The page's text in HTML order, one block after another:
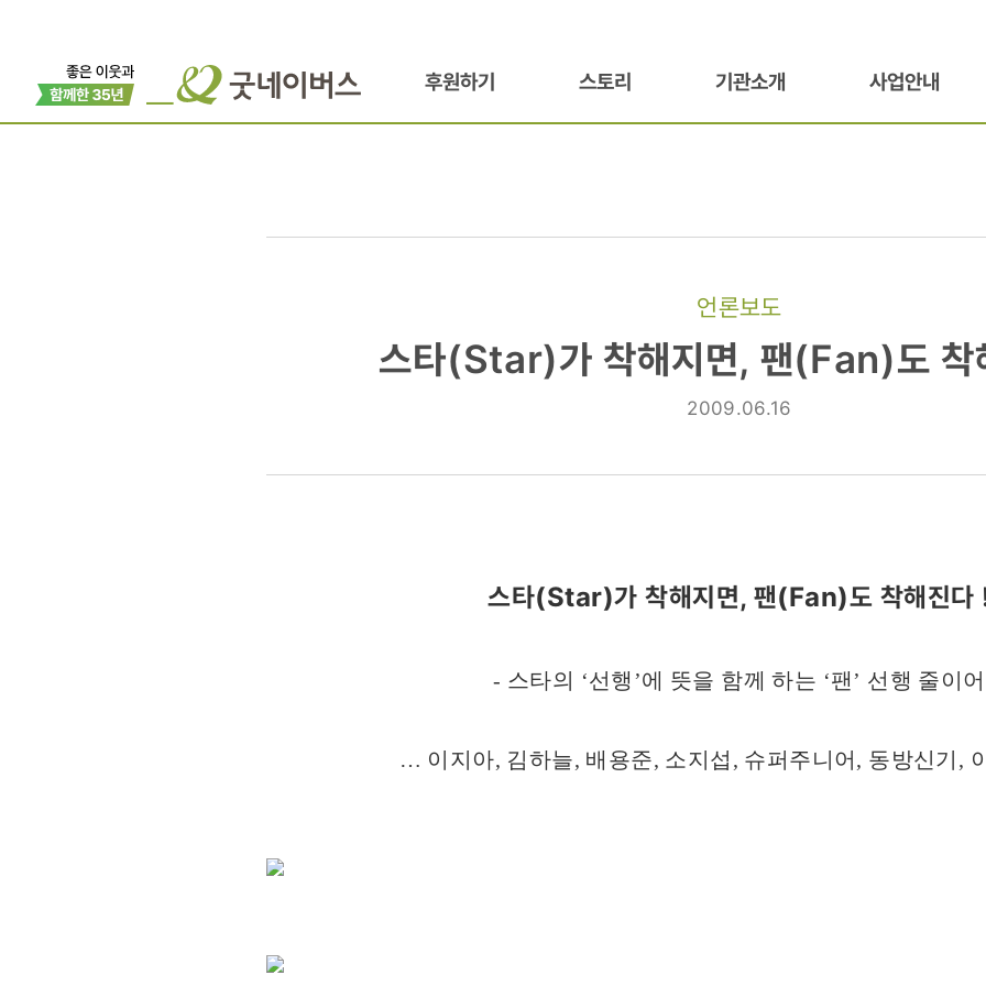
후원하기 스토리 기관소개 사업안내
언론보도
가
스타(Star)가 착해지면, 팬(Fan)도 착
2009.06.16
스타(Star)가 착해지면, 팬(Fan)도 착해진다
- 스타의 ‘선행’에 뜻을 함께 하는 ‘팬’ 선행 줄이어
… 이지아, 김하늘, 배용준, 소지섭, 슈퍼주니어, 동방신기,